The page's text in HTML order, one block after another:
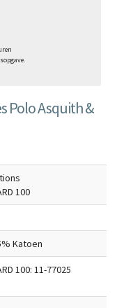
Polo Asquith &
100
Katoen
100: 11-77025